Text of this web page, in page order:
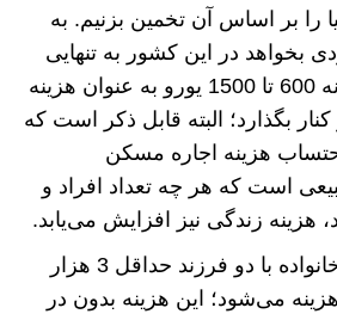
را بر اساس آن تخمین بزنیم. به
بخواهد در این کشور به تنهایی
زندگی کند باید ماهیانه 600 تا 1500 یورو به عنوان هزینه
بگذارد؛ البته قابل ذکر است که
هزینه اجاره مسکن
است که هر چه تعداد افراد و
هزینه زندگی نیز افزایش می‌یابد.
به عنوان مثال، یک خانواده با دو فرزند حداقل 3 هزار
می‌شود؛ این هزینه بدون در